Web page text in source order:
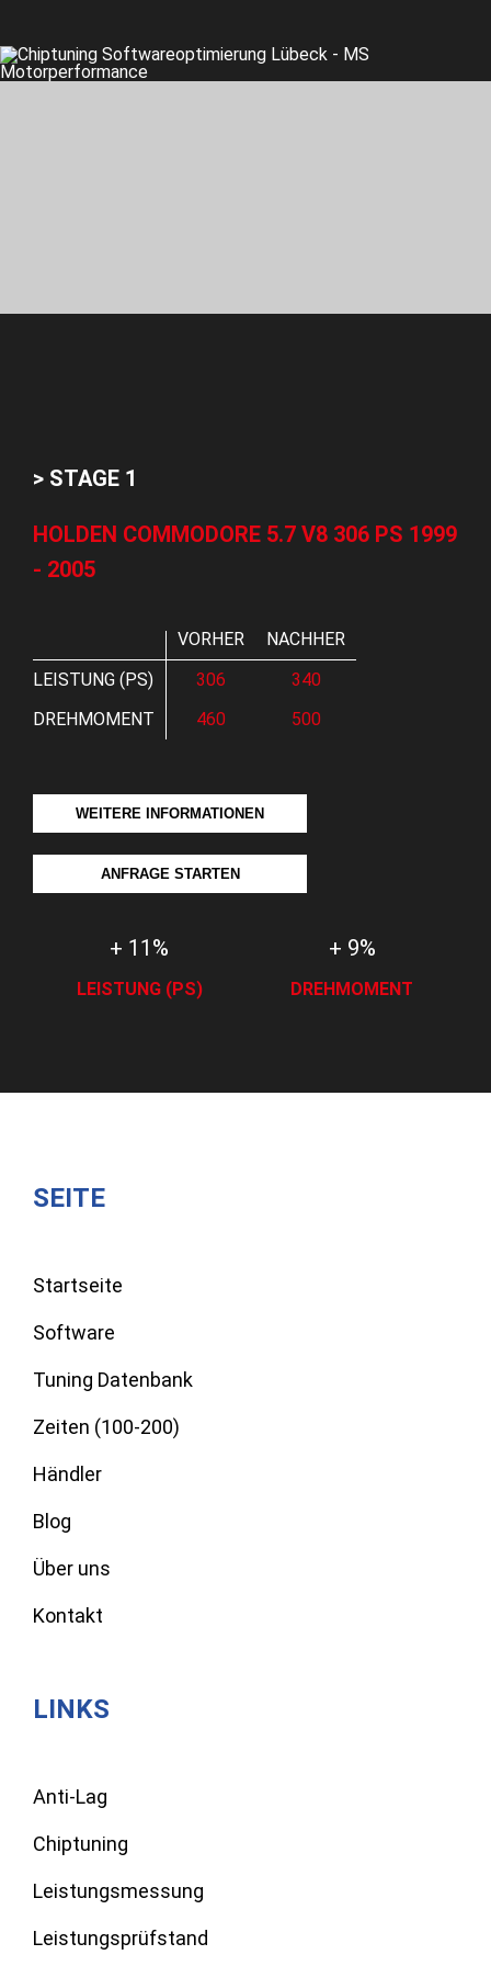
> STAGE 1
HOLDEN COMMODORE 5.7 V8 306 PS 1999
- 2005
VORHER
NACHHER
LEISTUNG (PS)
306
340
DREHMOMENT
460 500
WEITERE INFORMATIONEN
ANFRAGE STARTEN
+ 11%
LEISTUNG (PS)
+ 9%
DREHMOMENT
SEITE
Startseite
Software
Tuning Datenbank
Zeiten (100-200)
Händler
Blog
Über uns
Kontakt
LINKS
Anti-Lag
Chiptuning
Leistungsmessung
Leistungsprüfstand